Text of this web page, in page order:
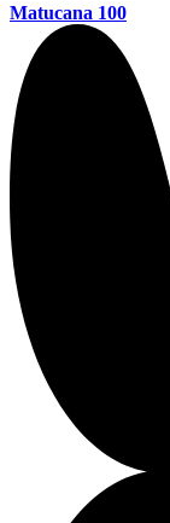
Matucana 100